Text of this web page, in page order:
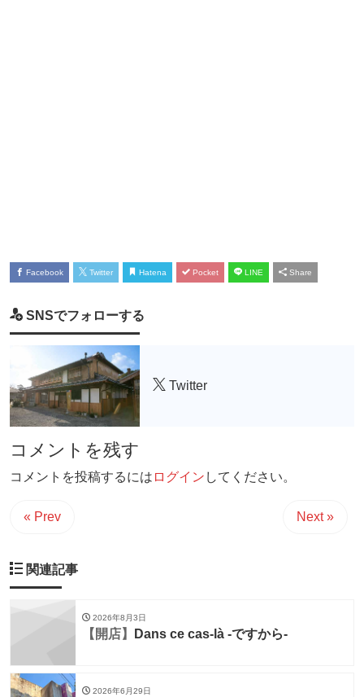
Facebook Twitter Hatena Pocket LINE Share
SNSでフォローする
Twitter
コメントを残す
コメントを投稿するには ログイン してください。
« Prev Next »
関連記事
2026年8月3日
【開店】 Dans ce cas-là -ですから-
2026年6月29日